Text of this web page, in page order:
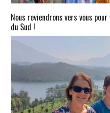
Nous reviendrons vers vous
du Sud !